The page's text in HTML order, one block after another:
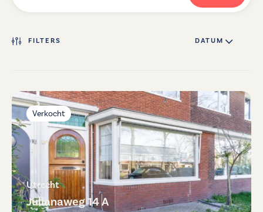
FILTERS DATUM ↓
Verkocht
Utrecht
Julianaweg 14 A